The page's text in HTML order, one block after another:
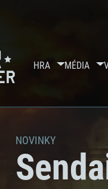
HRA MÉDIA
NOVINKY